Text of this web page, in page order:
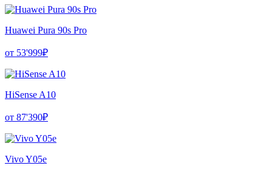
Huawei Pura 90s Pro
от 53'999₽
HiSense A10
от 87'390₽
Vivo Y05e